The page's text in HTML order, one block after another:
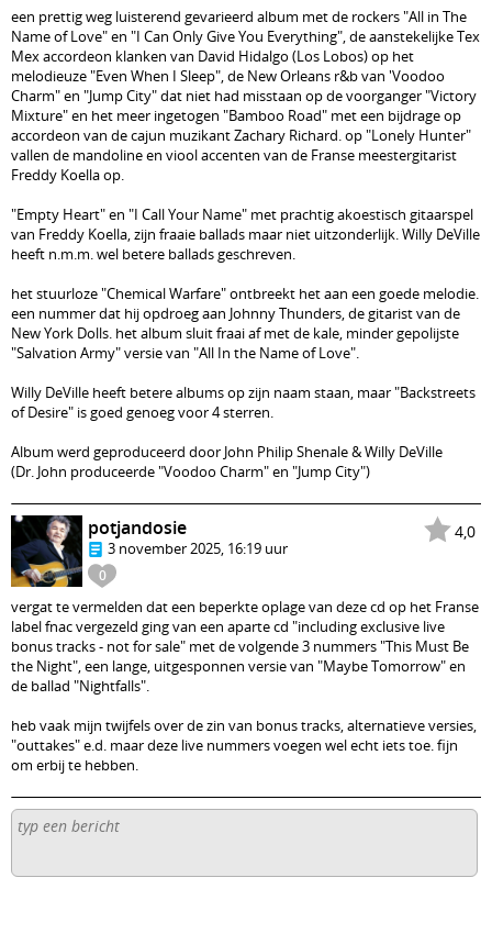
een prettig weg luisterend gevarieerd album met de rockers "All in The
Name of Love" en "I Can Only Give You Everything", de aanstekelijke Tex
Mex accordeon klanken van David Hidalgo (Los Lobos) op het
melodieuze "Even When I Sleep", de New Orleans r&b van 'Voodoo
Charm" en "Jump City" dat niet had misstaan op de voorganger "Victory
Mixture" en het meer ingetogen "Bamboo Road" met een bijdrage op
accordeon van de cajun muzikant Zachary Richard. op "Lonely Hunter"
vallen de mandoline en viool accenten van de Franse meestergitarist
Freddy Koella op.
"Empty Heart" en "I Call Your Name" met prachtig akoestisch gitaarspel
van Freddy Koella, zijn fraaie ballads maar niet uitzonderlijk. Willy DeVille
heeft n.m.m. wel betere ballads geschreven.
het stuurloze "Chemical Warfare" ontbreekt het aan een goede melodie.
een nummer dat hij opdroeg aan Johnny Thunders, de gitarist van de
New York Dolls. het album sluit fraai af met de kale, minder gepolijste
"Salvation Army" versie van "All In the Name of Love".
Willy DeVille heeft betere albums op zijn naam staan, maar "Backstreets
of Desire" is goed genoeg voor 4 sterren.
Album werd geproduceerd door John Philip Shenale & Willy DeVille
(Dr. John produceerde "Voodoo Charm" en "Jump City")
4,0
0
potjandosie
3 november 2025, 16:19 uur
vergat te vermelden dat een beperkte oplage van deze cd op het Franse
label fnac vergezeld ging van een aparte cd "including exclusive live
bonus tracks - not for sale" met de volgende 3 nummers "This Must Be
the Night", een lange, uitgesponnen versie van "Maybe Tomorrow" en
de ballad "Nightfalls".
heb vaak mijn twijfels over de zin van bonus tracks, alternatieve versies,
"outtakes" e.d. maar deze live nummers voegen wel echt iets toe. fijn
om erbij te hebben.